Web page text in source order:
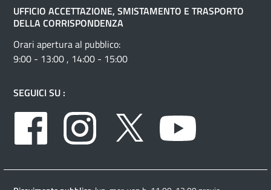
UFFICIO ACCETTAZIONE, SMISTAMENTO E TRASPORTO
DELLA CORRISPONDENZA
Orari apertura al pubblico:
9:00 - 13:00 , 14:00 - 15:00
SEGUICI SU :
Facebook
Instagram Twitter